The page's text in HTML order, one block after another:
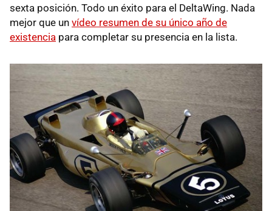
sexta posición. Todo un éxito para el DeltaWing. Nada
mejor que un vídeo resumen de su único año de
existencia para completar su presencia en la lista.